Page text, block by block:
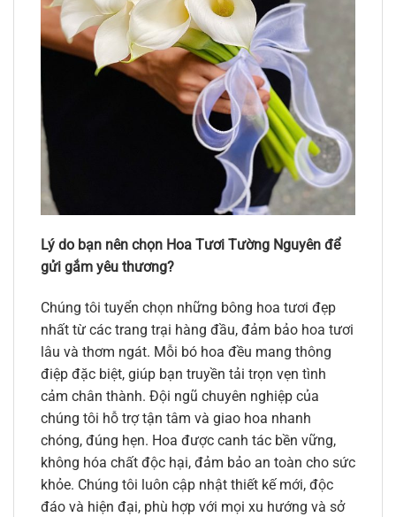
Lý do bạn nên chọn Hoa Tươi Tường Nguyên để
gửi gắm yêu thương?
Chúng tôi tuyển chọn những bông hoa tươi đẹp
nhất từ các trang trại hàng đầu, đảm bảo hoa tươi
lâu và thơm ngát. Mỗi bó hoa đều mang thông
điệp đặc biệt, giúp bạn truyền tải trọn vẹn tình
cảm chân thành. Đội ngũ chuyên nghiệp của
chúng tôi hỗ trợ tận tâm và giao hoa nhanh
chóng, đúng hẹn. Hoa được canh tác bền vững,
không hóa chất độc hại, đảm bảo an toàn cho sức
khỏe. Chúng tôi luôn cập nhật thiết kế mới, độc
đáo và hiện đại, phù hợp với mọi xu hướng và sở